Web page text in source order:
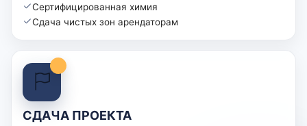
Сертифицированная химия
Сдача чистых зон арендаторам
СДАЧА ПРОЕКТА